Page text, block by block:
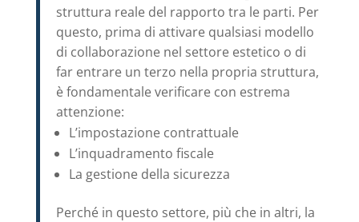
struttura reale del rapporto tra le parti. Per
questo, prima di attivare qualsiasi modello
di collaborazione nel settore estetico o di
far entrare un terzo nella propria struttura,
è fondamentale verificare con estrema
attenzione:
L’impostazione contrattuale
L’inquadramento fiscale
La gestione della sicurezza
Perché in questo settore, più che in altri, la